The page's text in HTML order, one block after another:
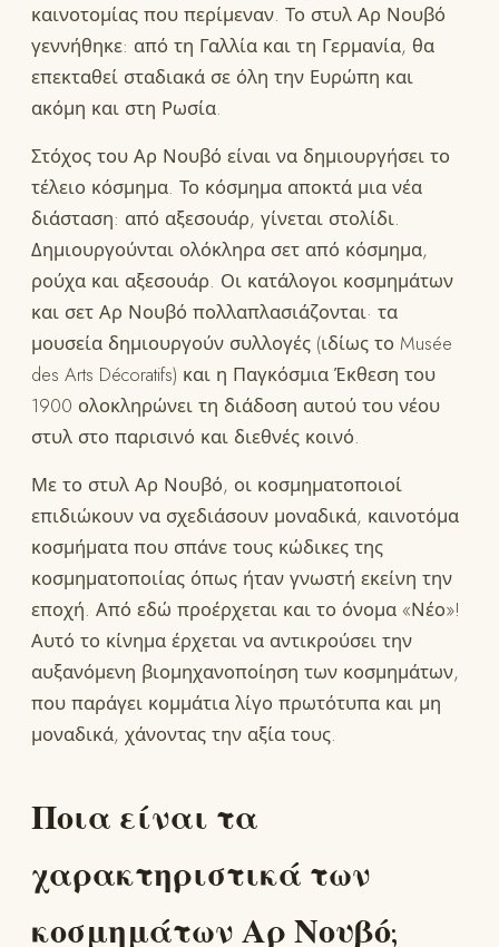
καινοτομίας που περίμεναν. Το στυλ Αρ Νουβό
γεννήθηκε: από τη Γαλλία και τη Γερμανία, θα
επεκταθεί σταδιακά σε όλη την Ευρώπη και
ακόμη και στη Ρωσία.
Στόχος του Αρ Νουβό είναι να δημιουργήσει το
τέλειο κόσμημα. Το κόσμημα αποκτά μια νέα
διάσταση: από αξεσουάρ, γίνεται στολίδι.
Δημιουργούνται ολόκληρα σετ από κόσμημα,
ρούχα και αξεσουάρ. Οι κατάλογοι κοσμημάτων
και σετ Αρ Νουβό πολλαπλασιάζονται· τα
μουσεία δημιουργούν συλλογές (ιδίως το Musée
des Arts Décoratifs) και η Παγκόσμια Έκθεση του
1900 ολοκληρώνει τη διάδοση αυτού του νέου
στυλ στο παρισινό και διεθνές κοινό.
Με το στυλ Αρ Νουβό, οι κοσμηματοποιοί
επιδιώκουν να σχεδιάσουν μοναδικά, καινοτόμα
κοσμήματα που σπάνε τους κώδικες της
κοσμηματοποιίας όπως ήταν γνωστή εκείνη την
εποχή. Από εδώ προέρχεται και το όνομα «Νέο»!
Αυτό το κίνημα έρχεται να αντικρούσει την
αυξανόμενη βιομηχανοποίηση των κοσμημάτων,
που παράγει κομμάτια λίγο πρωτότυπα και μη
μοναδικά, χάνοντας την αξία τους.
Ποια είναι τα
χαρακτηριστικά των
κοσμημάτων Αρ Νουβό;